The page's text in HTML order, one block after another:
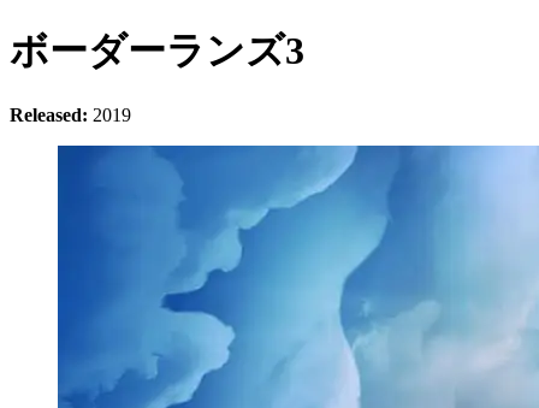
ボーダーランズ3
Released: 2019